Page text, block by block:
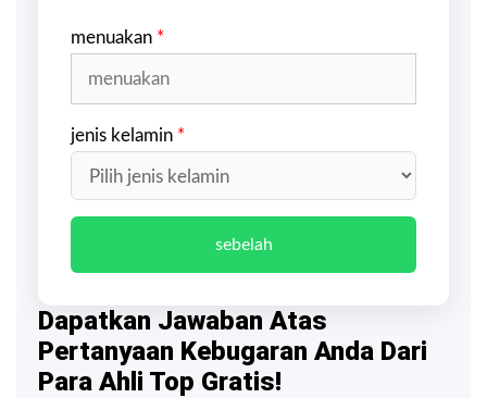
Dapatkan Jawaban Atas
Pertanyaan Kebugaran Anda Dari
Para Ahli Top Gratis!
menuakan *
jenis kelamin *
sebelah